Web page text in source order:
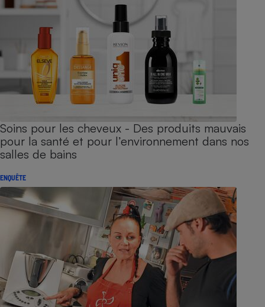
Soins pour les cheveux - Des produits mauvais
pour la santé et pour l’environnement dans nos
salles de bains
ENQUÊTE